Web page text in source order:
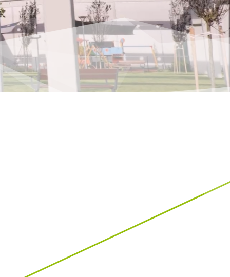
Ungarn HU EN
Tschechien CS EN
Kroatien HR EN